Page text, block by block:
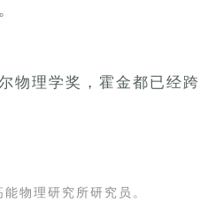
物理学奖，霍金都已经
物理研究所研究员。